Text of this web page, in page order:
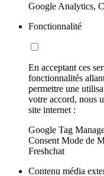
Google Analytics,
Fonctionnalité
En acceptant ces
fonctionnalités
permettre une
votre accord, nous
site internet :
Google Tag
Consent Mode de
Freshchat
Contenu média